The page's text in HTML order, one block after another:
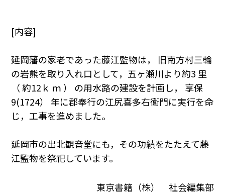
[内容]
延岡藩の家老であった藤江監物は， 旧南方村三輪
の岩熊を取り入れ口として，五ヶ瀬川より約3 里
（ 約12ｋ ｍ ） の用水路の建設を計画し， 享保
9(1724） 年に郡奉行の江尻喜多右衛門に実行を命
じ，工事を進めました。
延岡市の出北観音堂にも，その功績をたたえて藤
江監物を祭祀しています。
東京書籍（株） 社会編集部